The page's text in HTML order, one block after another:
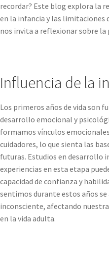
recordar? Este blog explora la
en la infancia y las limitaciones
nos invita a reflexionar sobre la
Influencia de la
Los primeros años de vida son
desarrollo emocional y
formamos vínculos
cuidadores, lo que sienta las
futuras. Estudios en desarrollo
experiencias en esta etapa
capacidad de confianza y
sentimos durante estos años
inconsciente, afectando
en la vida adulta.